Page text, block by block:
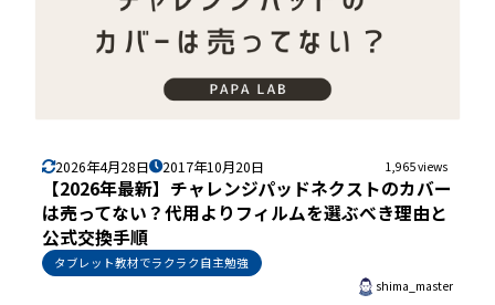
2026年4月28日 2017年10月20日 1,965 views
【2026年最新】チャレンジパッドネクストのカバー
は売ってない？代用よりフィルムを選ぶべき理由と
公式交換手順
タブレット教材でラクラク自主勉強
shima_master